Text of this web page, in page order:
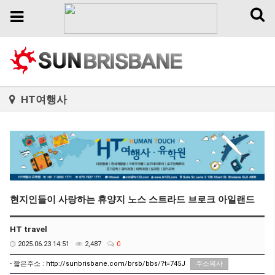
Toggle
Toggle
HT여행사
현지인들이 사랑하는 휴양지 노스 스트라드 브로크 아일랜드
HT travel
2025.06.23 14:51 2,487 0
- 짧은주소 : http://sunbrisbane.com/brsb/bbs/?t=745J 주소복사